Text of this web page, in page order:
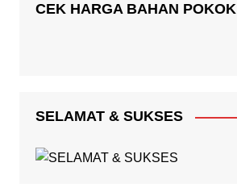
CEK HARGA BAHAN POKOK
SELAMAT & SUKSES